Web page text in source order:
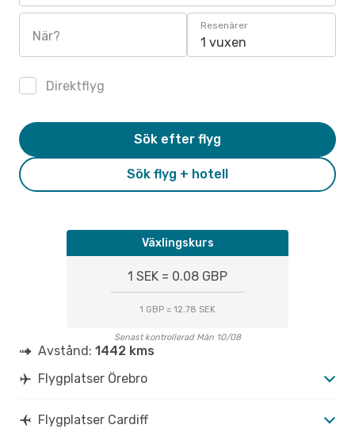
När?
Resenärer
1 vuxen
Direktflyg
Sök flyg + hotell
Sök efter flyg
Växlingskurs
1 SEK = 0.08 GBP
1 GBP = 12.78 SEK
Senast kontrollerad Mån 10/08
Avstånd: 1442 kms
Flygplatser Örebro
Flygplatser Cardiff